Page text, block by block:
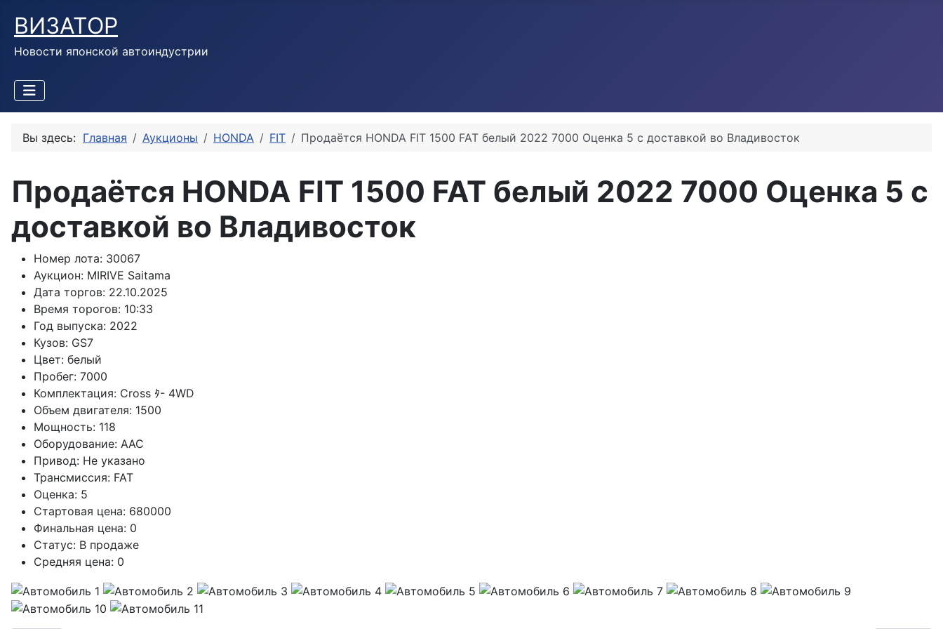
ВИЗАТОР
Новости японской автоиндустрии
Вы здесь: Главная Аукционы HONDA FIT Продаётся HONDA FIT 1500 FAT белый 2022 7000 Оценка 5 с доставкой во Владивосток
Продаётся HONDA FIT 1500 FAT белый 2022 7000 Оценка 5 с
доставкой во Владивосток
Номер лота: 30067
Аукцион: MIRIVE Saitama
Дата торгов: 22.10.2025
Время торогов: 10:33
Год выпуска: 2022
Кузов: GS7
Цвет: белый
Пробег: 7000
Комплектация: Cross ﾀ- 4WD
Объем двигателя: 1500
Мощность: 118
Оборудование: AAC
Привод: Не указано
Трансмиссия: FAT
Оценка: 5
Стартовая цена: 680000
Финальная цена: 0
Статус: В продаже
Средняя цена: 0